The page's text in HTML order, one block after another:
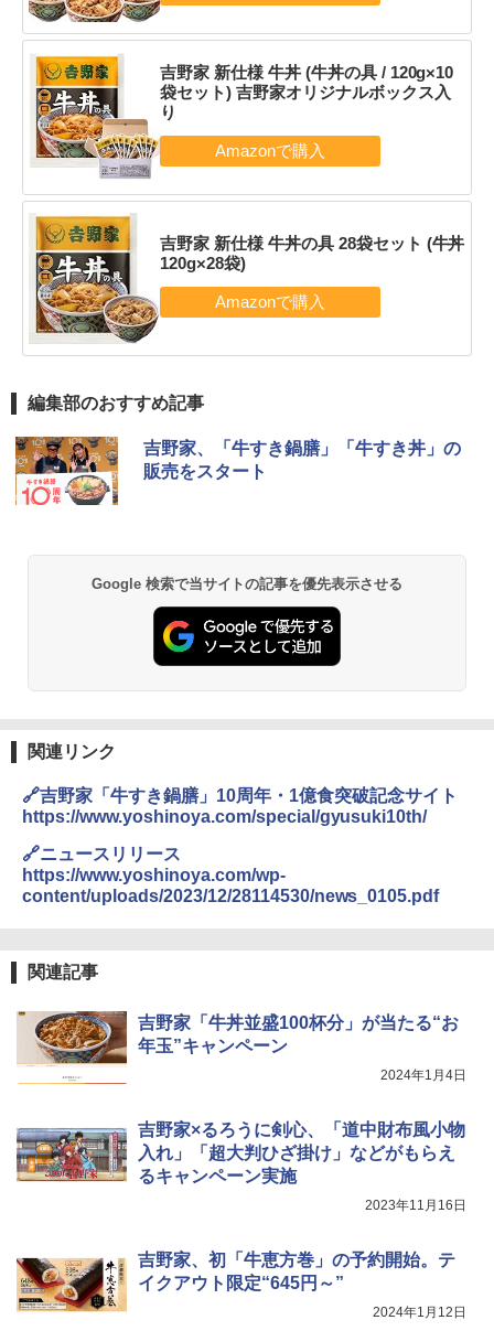
吉野家 新仕様 牛丼 (牛丼の具 / 120g×10
袋セット) 吉野家オリジナルボックス入
り
吉野家 新仕様 牛丼の具 28袋セット (牛丼
120g×28袋)
編集部のおすすめ記事
吉野家、「牛すき鍋膳」「牛すき丼」の
販売をスタート
Google 検索で当サイトの記事を優先表示させる
関連リンク
🔗吉野家「牛すき鍋膳」10周年・1億食突破記念サイト
https://www.yoshinoya.com/special/gyusuki10th/
🔗ニュースリリース
https://www.yoshinoya.com/wp-
content/uploads/2023/12/28114530/news_0105.pdf
関連記事
吉野家「牛丼並盛100杯分」が当たる“お
年玉”キャンペーン
2024年1月4日
吉野家×るろうに剣心、「道中財布風小物
入れ」「超大判ひざ掛け」などがもらえ
るキャンペーン実施
2023年11月16日
吉野家、初「牛恵方巻」の予約開始。テ
イクアウト限定“645円～”
2024年1月12日